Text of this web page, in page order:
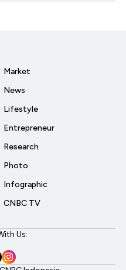
Market
News
Lifestyle
Entrepreneur
Research
Photo
Infographic
CNBC TV
Us: